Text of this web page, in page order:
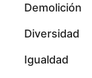
Demolición
Diversidad
Igualdad